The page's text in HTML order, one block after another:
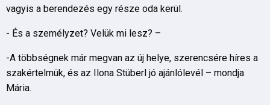
vagyis a berendezés egy része oda kerül.
- És a személyzet? Velük mi lesz? –
-A többségnek már megvan az új helye, szerencsére híres a
szakértelmük, és az Ilona Stüberl jó ajánlólevél – mondja
Mária.